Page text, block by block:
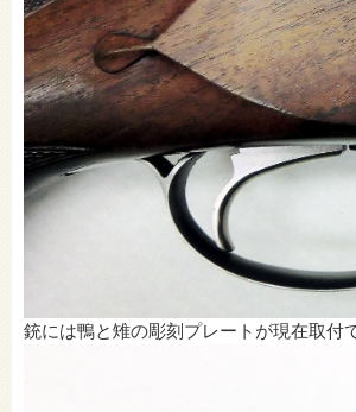
銃には鴨と雉の彫刻プレートが現在取付